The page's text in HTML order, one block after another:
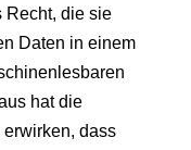
Recht, die sie
Daten in einem
hat die
erwirken, dass